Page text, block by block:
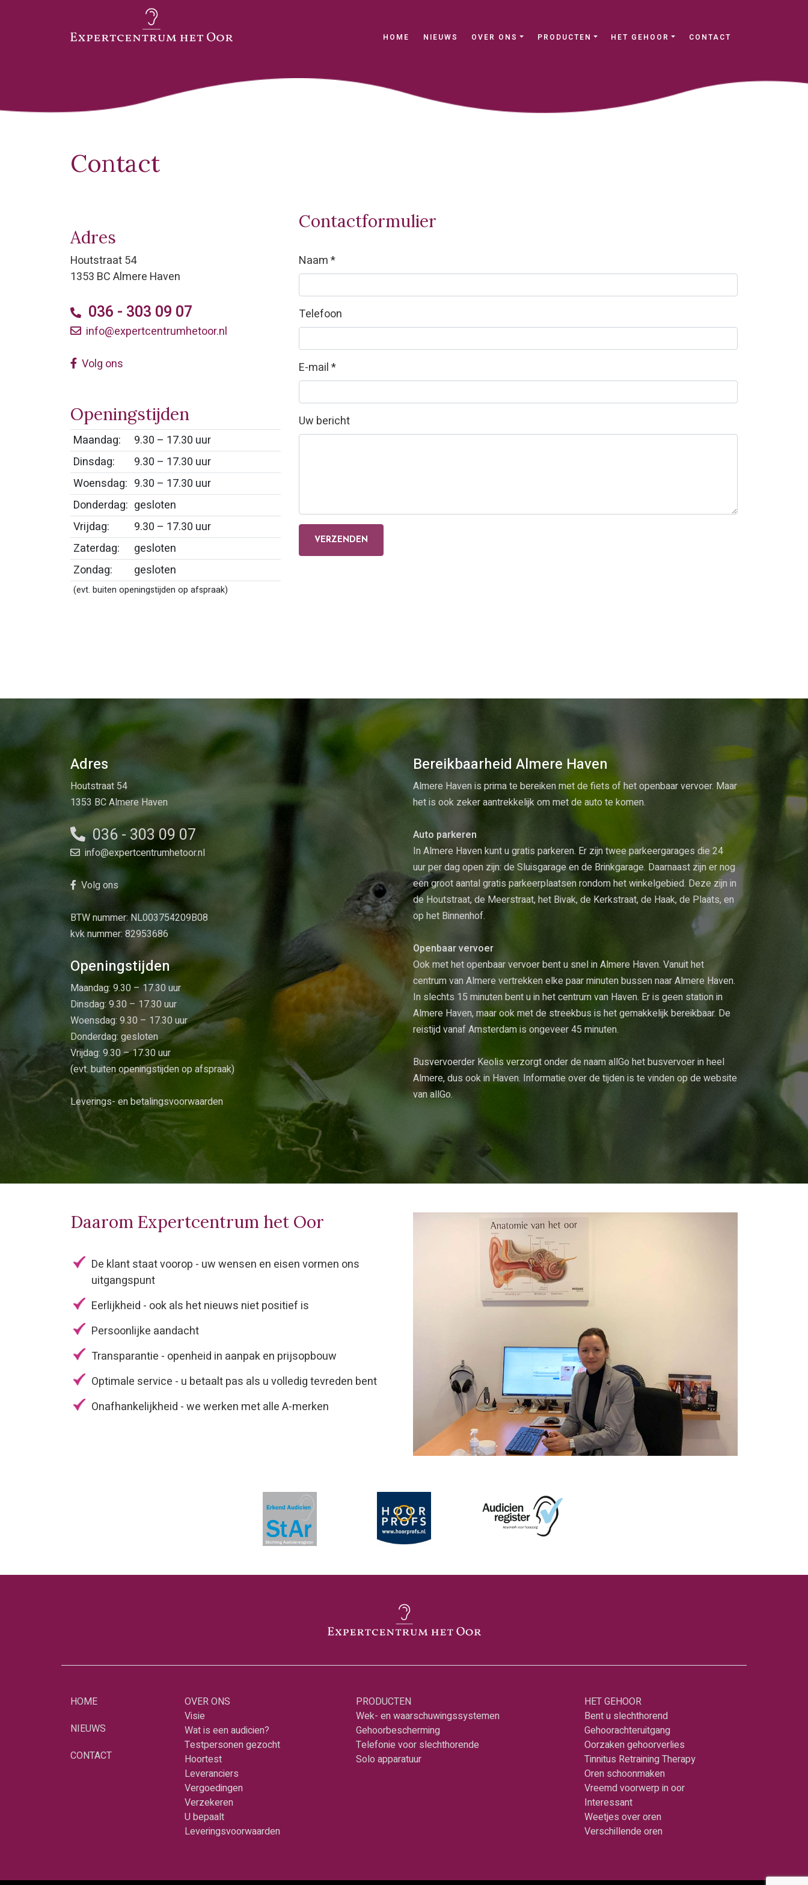
HOME (current)
NIEUWS OVER ONS PRODUCTEN HET GEHOOR CONTACT
Contact
Adres
Houtstraat 54
1353 BC Almere Haven
036 - 303 09 07
info@expertcentrumhetoor.nl
Volg ons
Openingstijden
Maandag:
9.30 – 17.30 uur
Dinsdag:
9.30 – 17.30 uur
Woensdag: 9.30 – 17.30 uur
Donderdag: gesloten
Vrijdag:
9.30 – 17.30 uur
Zaterdag:
gesloten
Zondag:
gesloten
(evt. buiten openingstijden op afspraak)
Contactformulier
Naam *
Telefoon
E-mail *
Uw bericht
VERZENDEN
Adres
Houtstraat 54
1353 BC Almere Haven
036 - 303 09 07
info@expertcentrumhetoor.nl
Volg ons
BTW nummer: NL003754209B08
kvk nummer: 82953686
Openingstijden
Maandag: 9.30 – 17.30 uur
Dinsdag: 9.30 – 17.30 uur
Woensdag: 9.30 – 17.30 uur
Donderdag: gesloten
Vrijdag: 9.30 – 17.30 uur
(evt. buiten openingstijden op afspraak)
Leverings- en betalingsvoorwaarden
Bereikbaarheid Almere Haven
Almere Haven is prima te bereiken met de fiets of het openbaar vervoer. Maar
het is ook zeker aantrekkelijk om met de auto te komen.
Auto parkeren
In Almere Haven kunt u gratis parkeren. Er zijn twee parkeergarages die 24
uur per dag open zijn: de Sluisgarage en de Brinkgarage. Daarnaast zijn er nog
een groot aantal gratis parkeerplaatsen rondom het winkelgebied. Deze zijn in
de Houtstraat, de Meerstraat, het Bivak, de Kerkstraat, de Haak, de Plaats, en
op het Binnenhof.
Openbaar vervoer
Ook met het openbaar vervoer bent u snel in Almere Haven. Vanuit het
centrum van Almere vertrekken elke paar minuten bussen naar Almere Haven.
In slechts 15 minuten bent u in het centrum van Haven. Er is geen station in
Almere Haven, maar ook met de streekbus is het gemakkelijk bereikbaar. De
reistijd vanaf Amsterdam is ongeveer 45 minuten.
Busvervoerder Keolis verzorgt onder de naam allGo het busvervoer in heel
Almere, dus ook in Haven. Informatie over de tijden is te vinden op de website
vanallGo.
Daarom Expertcentrum het Oor
De klant staat voorop - uw wensen en eisen vormen ons
uitgangspunt
Eerlijkheid - ook als het nieuws niet positief is
Persoonlijke aandacht
Transparantie - openheid in aanpak en prijsopbouw
Optimale service - u betaalt pas als u volledig tevreden bent
Onafhankelijkheid - we werken met alle A-merken
HOME
NIEUWS
CONTACT
OVER ONS
Visie
Wat is een audicien?
Testpersonen gezocht
Hoortest
Leveranciers
Vergoedingen
Verzekeren
U bepaalt
Leveringsvoorwaarden
PRODUCTEN
Wek- en waarschuwingssystemen
Gehoorbescherming
Telefonie voor slechthorende
Solo apparatuur
HET GEHOOR
Bent u slechthorend
Gehoorachteruitgang
Oorzaken gehoorverlies
Tinnitus Retraining Therapy
Oren schoonmaken
Vreemd voorwerp in oor
Interessant
Weetjes over oren
Verschillende oren